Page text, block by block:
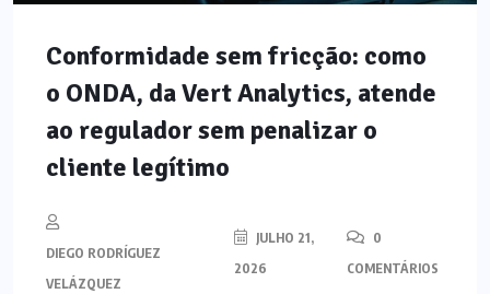
Conformidade sem fricção: como
o ONDA, da Vert Analytics, atende
ao regulador sem penalizar o
cliente legítimo
DIEGO RODRÍGUEZ
VELÁZQUEZ
JULHO 21,
2026
0
COMENTÁRIOS